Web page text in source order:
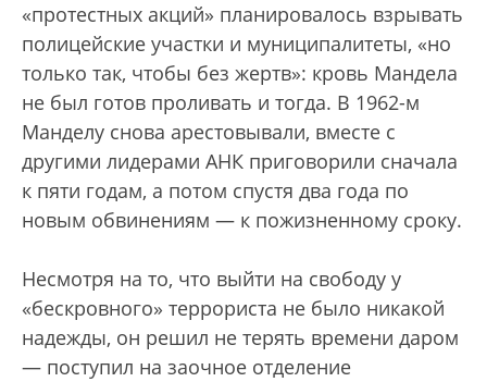
«протестных акций» планировалось взрывать
полицейские участки и муниципалитеты, «но
только так, чтобы без жертв»: кровь Мандела
не был готов проливать и тогда. В 1962-м
Манделу снова арестовывали, вместе с
другими лидерами АНК приговорили сначала
к пяти годам, а потом спустя два года по
новым обвинениям — к пожизненному сроку.
Несмотря на то, что выйти на свободу у
«бескровного» террориста не было никакой
надежды, он решил не терять времени даром
— поступил на заочное отделение